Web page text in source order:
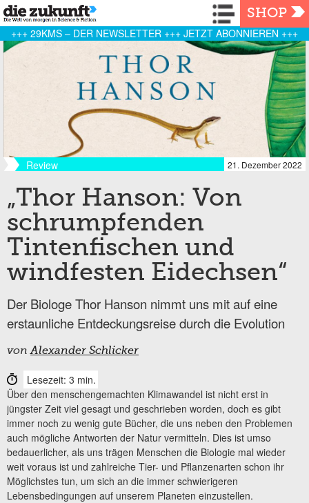
Navigation
SHOP
+++ 29KMS – DER NEWSLETTER +++ JETZT ABONNIEREN +++
Review 21. Dezember 2022
„Thor Hanson: Von
schrumpfenden
Tintenfischen und
windfesten Eidechsen“
Der Biologe Thor Hanson nimmt uns mit auf eine
erstaunliche Entdeckungsreise durch die Evolution
vonAlexander Schlicker
Lesezeit: 3 min.
Über den menschengemachten Klimawandel ist nicht erst in
jüngster Zeit viel gesagt und geschrieben worden, doch es gibt
immer noch zu wenig gute Bücher, die uns neben den Problemen
auch mögliche Antworten der Natur vermitteln. Dies ist umso
bedauerlicher, als uns trägen Menschen die Biologie mal wieder
weit voraus ist und zahlreiche Tier- und Pflanzenarten schon ihr
Möglichstes tun, um sich an die immer schwierigeren
Lebensbedingungen auf unserem Planeten einzustellen.